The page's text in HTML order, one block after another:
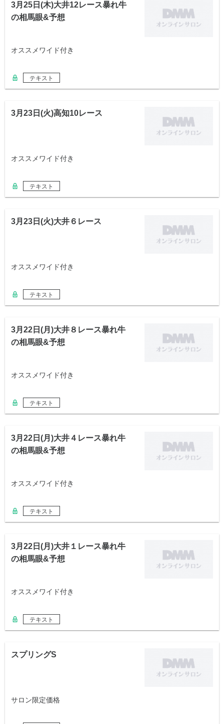
3月25日(木)大井12レース暴れ牛
の相馬眼&予想
オススメワイド付き
テキスト
3月23日(火)高知10レース
オススメワイド付き
テキスト
3月23日(火)大井６レース
オススメワイド付き
テキスト
3月22日(月)大井８レース暴れ牛
の相馬眼&予想
オススメワイド付き
テキスト
3月22日(月)大井４レース暴れ牛
の相馬眼&予想
オススメワイド付き
テキスト
3月22日(月)大井１レース暴れ牛
の相馬眼&予想
オススメワイド付き
テキスト
スプリングS
サロン限定価格